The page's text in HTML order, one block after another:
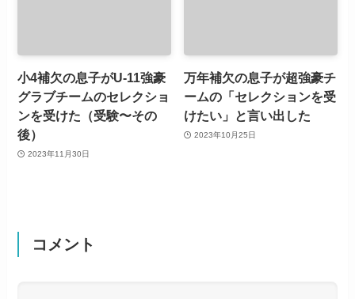
小4補欠の息子がU-11強豪
グラブチームのセレクショ
ンを受けた（受験〜その
後）
2023年11月30日
万年補欠の息子が超強豪チ
ームの「セレクションを受
けたい」と言い出した
2023年10月25日
コメント